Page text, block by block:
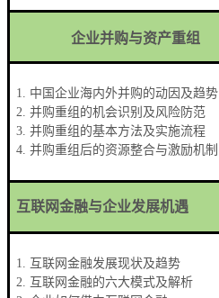
企业并购与资产重组
1. 中国企业海内外并购的动因及趋势
2. 并购重组的机会识别及风险防范
3. 并购重组的基本方法及实施流程
4. 并购重组后的资源整合与激励机制
互联网金融与企业发展机遇
1. 互联网金融发展现状及趋势
2. 互联网金融的六大模式及解析